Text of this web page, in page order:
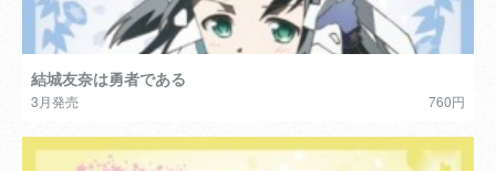
結城友奈は勇者である
3月発売 760円